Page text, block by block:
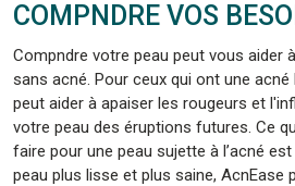
COMPNDRE VOS
Compndre votre peau peut vous aider
sans acné. Pour ceux qui ont une acné
peut aider à apaiser les rougeurs et
votre peau des éruptions futures. Ce
faire pour une peau sujette à l’acné
peau plus lisse et plus saine, AcnEase